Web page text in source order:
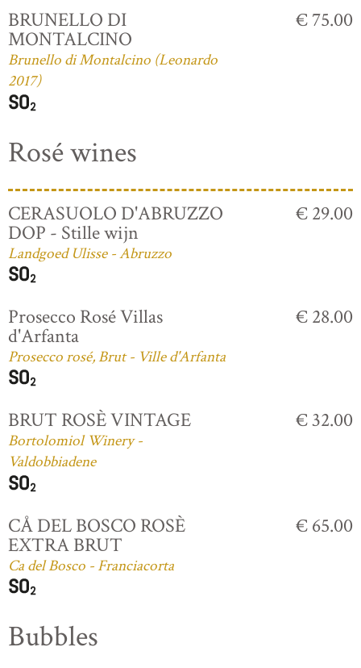
BRUNELLO DI
MONTALCINO
Brunello di Montalcino (Leonardo
2017)
€ 75.00
Rosé wines
CERASUOLO D'ABRUZZO
DOP - Stille wijn
Landgoed Ulisse - Abruzzo
€ 29.00
Prosecco Rosé Villas
d'Arfanta
Prosecco rosé, Brut - Ville d'Arfanta
€ 28.00
BRUT ROSÈ VINTAGE
Bortolomiol Winery -
Valdobbiadene
€ 32.00
CÅ DEL BOSCO ROSÈ
EXTRA BRUT
Ca del Bosco - Franciacorta
€ 65.00
Bubbles